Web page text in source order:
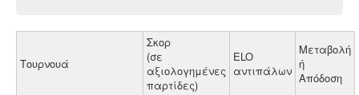
Τουρνουά
Σκορ
(σε
αξιολογημένες
παρτίδες)
ELO
αντιπάλων
Μεταβολή
ή
Απόδοση